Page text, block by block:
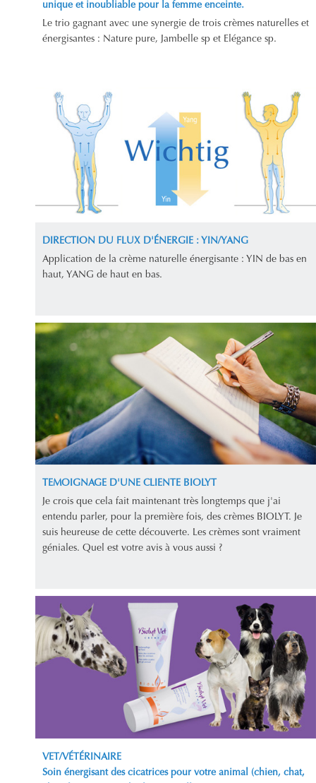
unique et inoubliable pour la femme enceinte.
Le trio gagnant avec une synergie de trois crèmes naturelles et
énergisantes : Nature pure, Jambelle sp et Elégance sp.
DIRECTION DU FLUX D'ÉNERGIE : YIN/YANG
Application de la crème naturelle énergisante : YIN de bas en
haut, YANG de haut en bas.
TEMOIGNAGE D'UNE CLIENTE BIOLYT
Je crois que cela fait maintenant très longtemps que j'ai
entendu parler, pour la première fois, des crèmes BIOLYT. Je
suis heureuse de cette découverte. Les crèmes sont vraiment
géniales. Quel est votre avis à vous aussi ?
VET/VÉTÉRINAIRE
Soin énergisant des cicatrices pour votre animal (chien, chat,